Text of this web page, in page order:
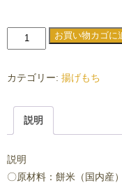
リ
げ
お買い物カゴに
カテゴリー: 揚げもち
説明
説明
〇原材料：餅米（国内産